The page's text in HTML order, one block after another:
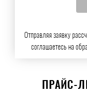
Отправляя заявку
соглашаетесь на
ПРАЙС-